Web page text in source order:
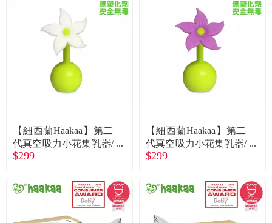
【紐西蘭Haakaa】第二
代真空吸力小花集乳器/
瓶必備配件小花瓶塞-白
$299
【紐西蘭Haakaa】第二
代真空吸力小花集乳器/
瓶必備配件小花瓶塞-紫
$299